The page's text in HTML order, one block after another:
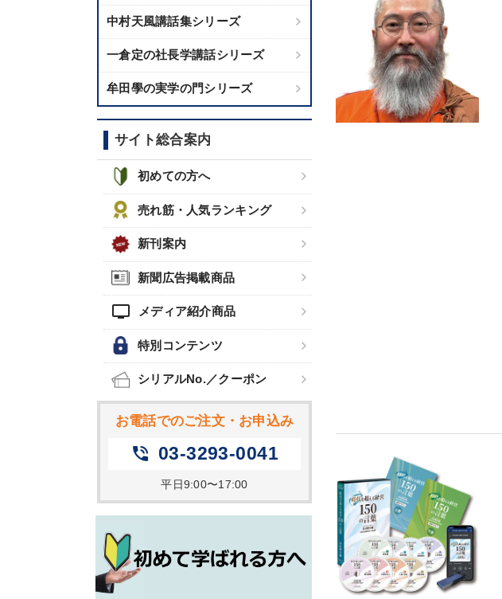
中村天風講話集シリーズ
一倉定の社長学講話シリーズ
牟田學の実学の門シリーズ
サイト総合案内
初めての方へ
売れ筋・人気ランキング
新刊案内
新聞広告掲載商品
tv メディア紹介商品
特別コンテンツ
シリアルNo.／クーポン
お電話でのご注文・お申込み
phone_in_talk 03-3293-0041
平日9:00〜17:00